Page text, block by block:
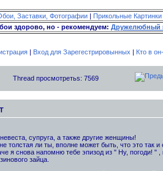
Заставки, Фотографии | Прикольные Картинки
здорово, но - рекомендуем: Дружелюбный
| Вход для Зарегестрировынных | Кто в
Thread просмотретьs: 7569
супруга, а также другие женщины!
толстая ли ты, вполне может быть, что это так
я снова напомню тебе эпизод из " Ну, погоди! " ,
зайца.